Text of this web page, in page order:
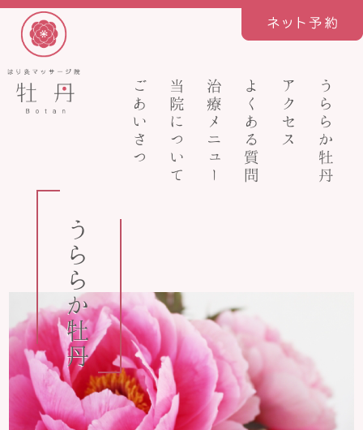
ごあいさつ 当院について 治療メニュー よくある質問 アクセス うららか牡丹
うららか牡丹